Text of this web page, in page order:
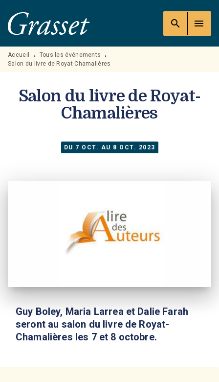
MENU RECHERCHE
PIED DE PAGE
search menu
Accueil • Tous les événements
•
Salon du livre de Royat-Chamalières
Salon du livre de Royat-
Chamalières
DU 7 OCT. AU 8 OCT. 2023
Guy Boley, Maria Larrea et Dalie Farah
seront au salon du livre de Royat-
Chamalières les 7 et 8 octobre.